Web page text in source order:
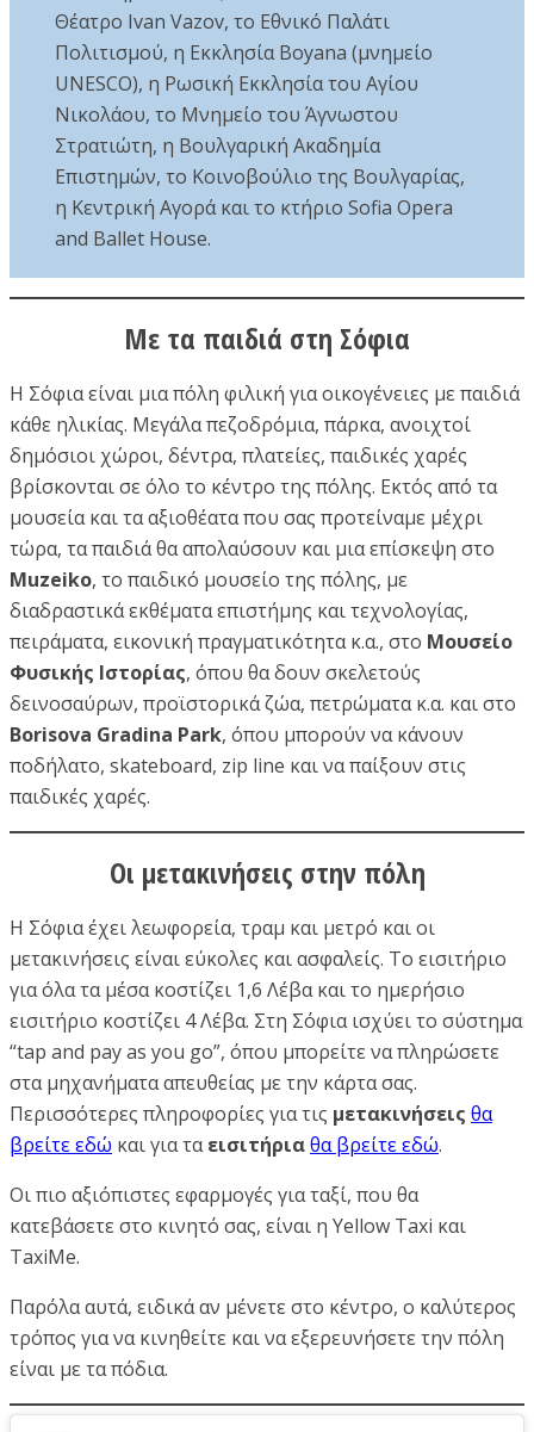
Θέατρο Ivan Vazov, το Εθνικό Παλάτι
Πολιτισμού, η Εκκλησία Boyana (μνημείο
UNESCO), η Ρωσική Εκκλησία του Αγίου
Νικολάου, το Μνημείο του Άγνωστου
Στρατιώτη, η Βουλγαρική Ακαδημία
Επιστημών, το Κοινοβούλιο της Βουλγαρίας,
η Κεντρική Αγορά και το κτήριο Sofia Opera
and Ballet House.
Με τα παιδιά στη Σόφια
Η Σόφια είναι μια πόλη φιλική για οικογένειες με παιδιά
κάθε ηλικίας. Μεγάλα πεζοδρόμια, πάρκα, ανοιχτοί
δημόσιοι χώροι, δέντρα, πλατείες, παιδικές χαρές
βρίσκονται σε όλο το κέντρο της πόλης. Εκτός από τα
μουσεία και τα αξιοθέατα που σας προτείναμε μέχρι
τώρα, τα παιδιά θα απολαύσουν και μια επίσκεψη στο
Muzeiko, το παιδικό μουσείο της πόλης, με
διαδραστικά εκθέματα επιστήμης και τεχνολογίας,
πειράματα, εικονική πραγματικότητα κ.α., στο Μουσείο
Φυσικής Ιστορίας, όπου θα δουν σκελετούς
δεινοσαύρων, προϊστορικά ζώα, πετρώματα κ.α. και στο
Borisova Gradina Park, όπου μπορούν να κάνουν
ποδήλατο, skateboard, zip line και να παίξουν στις
παιδικές χαρές.
Οι μετακινήσεις στην πόλη
Η Σόφια έχει λεωφορεία, τραμ και μετρό και οι
μετακινήσεις είναι εύκολες και ασφαλείς. Το εισιτήριο
για όλα τα μέσα κοστίζει 1,6 Λέβα και το ημερήσιο
εισιτήριο κοστίζει 4 Λέβα. Στη Σόφια ισχύει το σύστημα
“tap and pay as you go”, όπου μπορείτε να πληρώσετε
στα μηχανήματα απευθείας με την κάρτα σας.
Περισσότερες πληροφορίες για τις μετακινήσεις θα
βρείτε εδώ και για ταεισιτήριαθα βρείτε εδώ.
Οι πιο αξιόπιστες εφαρμογές για ταξί, που θα
κατεβάσετε στο κινητό σας, είναι η Yellow Taxi και
TaxiMe.
Παρόλα αυτά, ειδικά αν μένετε στο κέντρο, ο καλύτερος
τρόπος για να κινηθείτε και να εξερευνήσετε την πόλη
είναι με τα πόδια.